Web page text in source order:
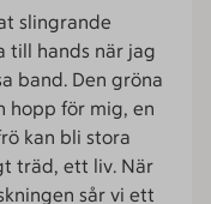
slingrande
till hands när jag
band. Den gröna
hopp för mig, en
kan bli stora
träd, ett liv. När
sår vi ett